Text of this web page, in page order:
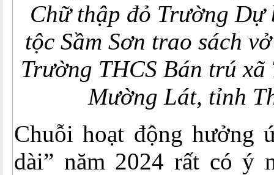
Chữ thập đỏ Trường
tộc Sầm Sơn trao sách
Trường THCS Bán trú xã
Mường Lát, tỉnh
Chuỗi hoạt động hưởng
dài” năm 2024 rất có ý